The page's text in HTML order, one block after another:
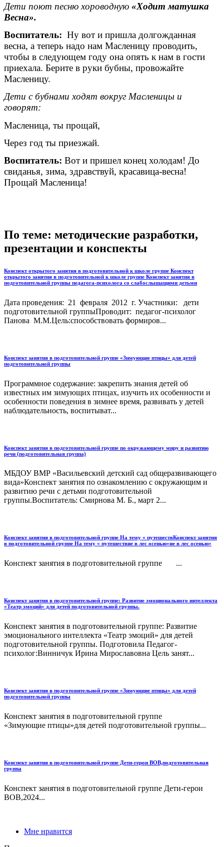
Дети поют песню хороводную «Ходит матушка
Весна».
Воспитатель: Ну вот и пришла долгожданная
весна, а теперь надо нам Масленицу проводить,
чтобы в следующем году она опять к нам в гости
приехала. Берите в руки бубны, провожайте
Масленицу.
Дети с бубнами ходят вокруг Масленицы и
говорят:
Масленица, ты прощай,
Через год ты приезжай.
Воспитатель: Вот и пришел конец холодам! До
свиданья, зима, здравствуй, красавица-весна!
Прощай Масленица!
По теме: методические разработки,
презентации и конспекты
Конспект открытого занятия в подготовительной к школе группе Конспект
открытого занятия в подготовительной к школе группе Конспект занятия в
подготовительной группы педагога-психолога со слабослышащими детьми
Дата проведения: 21 февраля 2012 г. Участники: дети
подготовительной группыПроводит: педагог-психолог
Панова М.М.Цель:способствовать формиров...
Конспект занятия в подготовительной группе «Зимующие птицы» для детей
подготовительной группы
Программное содержание: закрепить знания детей об
известных им зимующих птицах, изучить их особенности и
особенности поведения в зимнее время, развивать у детей
наблюдательность, воспитыват...
Конспект занятия в подготовительной группе по окружающему миру и развитию
речи (подготовительная группа)
МБДОУ ВМР «Васильевский детский сад общеразвивающего
вида»Конспект занятия по ознакомлению с окружающим и
развитию речи с детьми подготовительной
группы.Воспитатель: Смирнова М. Б., март 2...
Конспект занятия в подготовительной группе На тему « путешествКонспект занятия
в подготовительной группе На тему « путешествие в лес осенью»ие в лес осенью»
Конспект занятия в подготовительной группе ...
Конспект занятия в подготовительной группе: Развитие эмоционального интеллекта
«Театр эмоций» для детей подготовительной группы.
Конспект занятия в подготовительной группе: Развитие
эмоционального интеллекта «Театр эмоций» для детей
подготовительной группы. Подготовила Педагог-
психолог:Винничук Ирина Мирославовна Цель занят...
Конспект занятия в подготовительной группе «Зимующие птицы» для детей
подготовительной группы
Конспект занятия в подготовительной группе
«Зимующие птицы»для детей подготовительной группы...
Конспект занятия в подготовительной группе Дети-герои ВОВ,подготовительная
группа
Конспект занятия в подготовительной группе Дети-герои
ВОВ,2024...
Мне нравится